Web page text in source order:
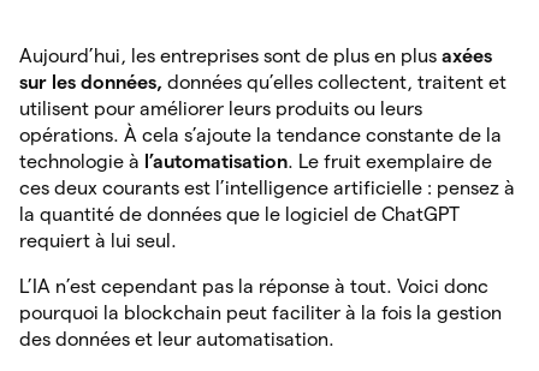
Aujourd’hui, les entreprises sont de plus en plus axées
sur les données, données qu’elles collectent, traitent et
utilisent pour améliorer leurs produits ou leurs
opérations. À cela s’ajoute la tendance constante de la
technologie à l’automatisation. Le fruit exemplaire de
ces deux courants est l’intelligence artificielle : pensez à
la quantité de données que le logiciel de ChatGPT
requiert à lui seul.
L’IA n’est cependant pas la réponse à tout. Voici donc
pourquoi la blockchain peut faciliter à la fois la gestion
des données et leur automatisation.